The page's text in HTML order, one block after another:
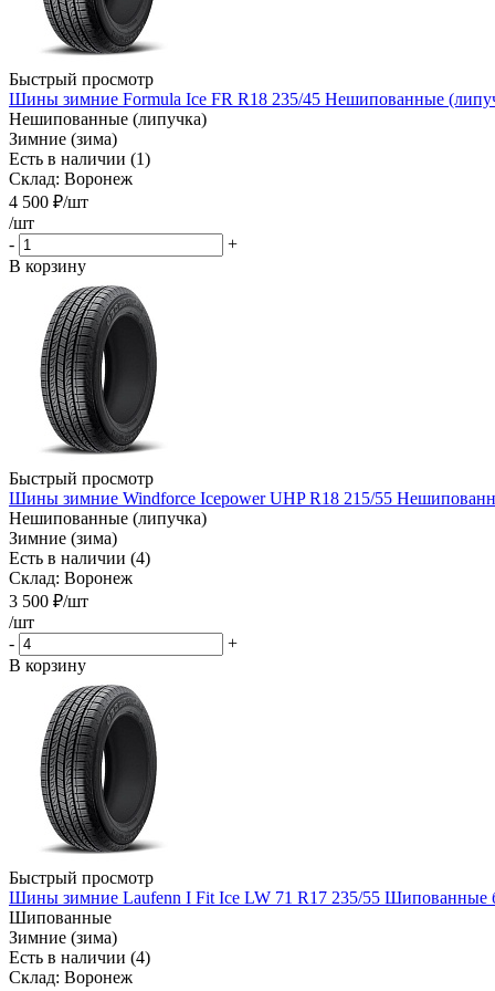
Быстрый просмотр
Шины зимние Formula Ice FR R18 235/45 Нешипованные
Нешипованные (липучка)
Зимние (зима)
Есть в наличии (1)
Склад: Воронеж
4 500 ₽/шт
/шт
-
+
В корзину
Быстрый просмотр
Шины зимние Windforce Icepower UHP R18 215/55
Нешипованные (липучка)
Зимние (зима)
Есть в наличии (4)
Склад: Воронеж
3 500 ₽/шт
/шт
-
+
В корзину
Быстрый просмотр
Шины зимние Laufenn I Fit Ice LW 71 R17 235/55 Шипованные
Шипованные
Зимние (зима)
Есть в наличии (4)
Склад: Воронеж